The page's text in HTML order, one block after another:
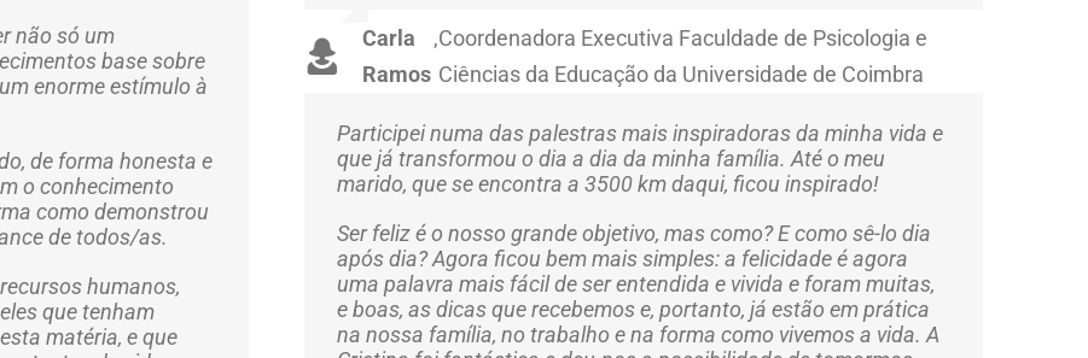
não só um
base sobre
enorme estímulo à
de forma honesta e
o conhecimento
como demonstrou
de todos/as.
humanos,
que tenham
matéria, e que
Carla
Ramos
,Coordenadora Executiva Faculdade de Psicologia e
Ciências da Educação da Universidade de Coimbra
Participei numa das palestras mais inspiradoras da minha vida e
que já transformou o dia a dia da minha família. Até o meu
marido, que se encontra a 3500 km daqui, ficou inspirado!
Ser feliz é o nosso grande objetivo, mas como? E como sê-lo dia
após dia? Agora ficou bem mais simples: a felicidade é agora
uma palavra mais fácil de ser entendida e vivida e foram muitas,
e boas, as dicas que recebemos e, portanto, já estão em prática
na nossa família, no trabalho e na forma como vivemos a vida. A